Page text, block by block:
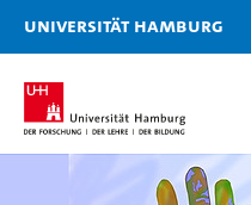
Universität Hamburg